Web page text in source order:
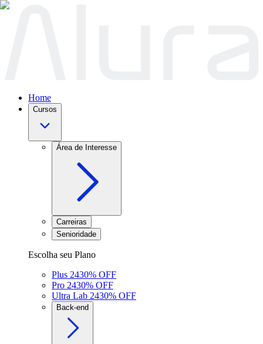
Home
Cursos
Área de Interesse
Carreiras
Senioridade
Escolha seu Plano
Plus 2430% OFF
Pro 2430% OFF
Ultra Lab 2430% OFF
Back-end